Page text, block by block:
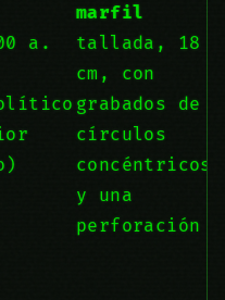
a.
marfil
tallada, 18
cm, con
grabados de
círculos
concéntricos
y una
perforación